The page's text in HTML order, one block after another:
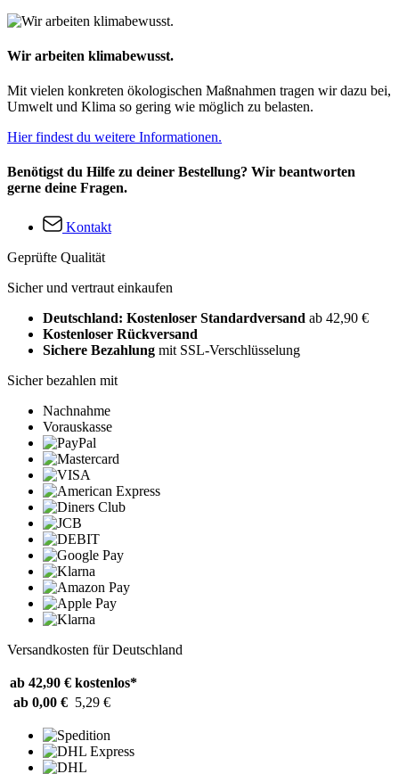
Wir arbeiten klimabewusst.
Mit vielen konkreten ökologischen Maßnahmen tragen wir dazu bei,
Umwelt und Klima so gering wie möglich zu belasten.
Hier findest du weitere Informationen.
Benötigst du Hilfe zu deiner Bestellung? Wir beantworten
gerne deine Fragen.
Kontakt
Geprüfte Qualität
Sicher und vertraut einkaufen
Deutschland: Kostenloser Standardversand ab 42,90 €
Kostenloser Rückversand
Sichere Bezahlung mit SSL-Verschlüsselung
Sicher bezahlen mit
Nachnahme
Vorauskasse
Versandkosten für Deutschland
ab 42,90 € kostenlos*
ab 0,00 € 5,29 €